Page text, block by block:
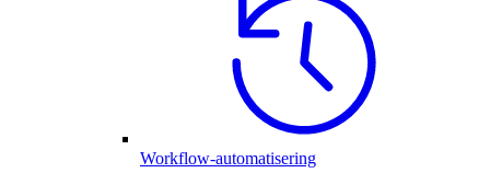
Workflow-automatisering